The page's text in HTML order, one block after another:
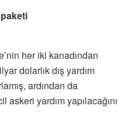
her iki kanadından
dolarlık dış yardım
ardından da
askeri yardım yapılacağını